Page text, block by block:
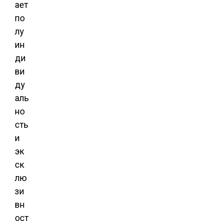
ает
по
лу
ин
ди
ви
ду
аль
но
сть
и
эк
ск
лю
зи
вн
ост